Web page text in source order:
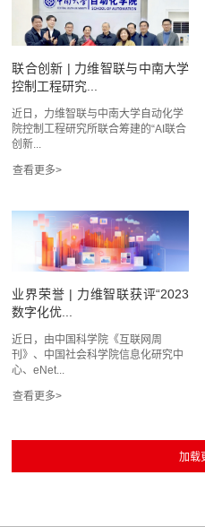
联合创新 | 力维智联与中南大学
控制工程研究...
近日，力维智联与中南大学自动化学
院控制工程研究所联合筹建的“AI联合
创新...
业界荣誉 | 力维智联获评“2023
数字化优...
近日，由中国科学院《互联网周
刊》、中国社会科学院信息化研究中
心、eNet...